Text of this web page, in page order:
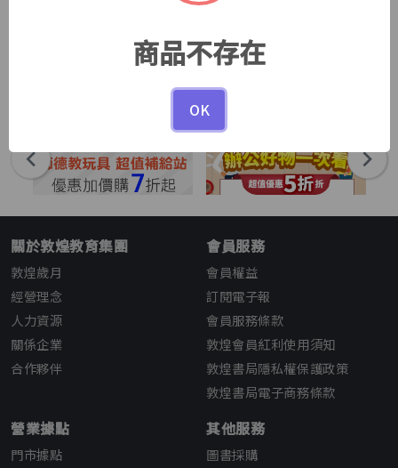
1 / 1
關於敦煌教育集團
敦煌歲月
經營理念
人力資源
關係企業
合作夥伴
會員服務
會員權益
訂閱電子報
會員服務條款
敦煌會員紅利使用須知
敦煌書局隱私權保護政策
敦煌書局電子商務條款
營業據點
門市據點
其他服務
圖書採購
商品不存在
OK